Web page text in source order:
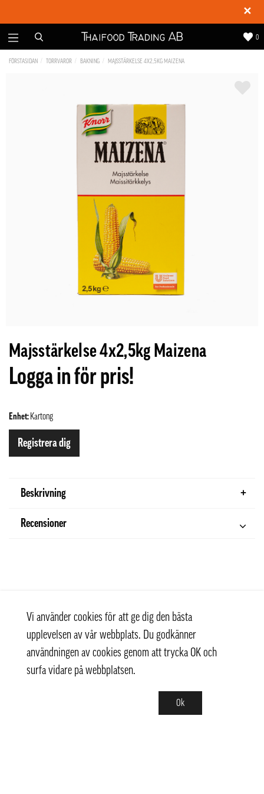
✕
0
FÖRSTASIDAN TORRVAROR BAKNING MAJSSTÄRKELSE 4X2,5KG MAIZENA
Majsstärkelse 4x2,5kg Maizena
Logga in för pris!
Enhet: Kartong
Registrera dig
Beskrivning
Recensioner
Vi använder cookies för att ge dig den bästa
upplevelsen av vår webbplats. Du godkänner
användningen av cookies genom att trycka OK och
surfa vidare på webbplatsen.
Ok